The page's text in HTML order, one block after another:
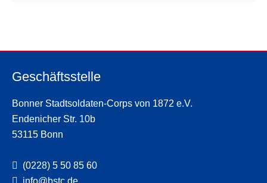
Geschäftsstelle
Bonner Stadtsoldaten-Corps von 1872 e.V.
Endenicher Str. 10b
53115 Bonn
(0228) 5 50 85 60
info@bstc.de